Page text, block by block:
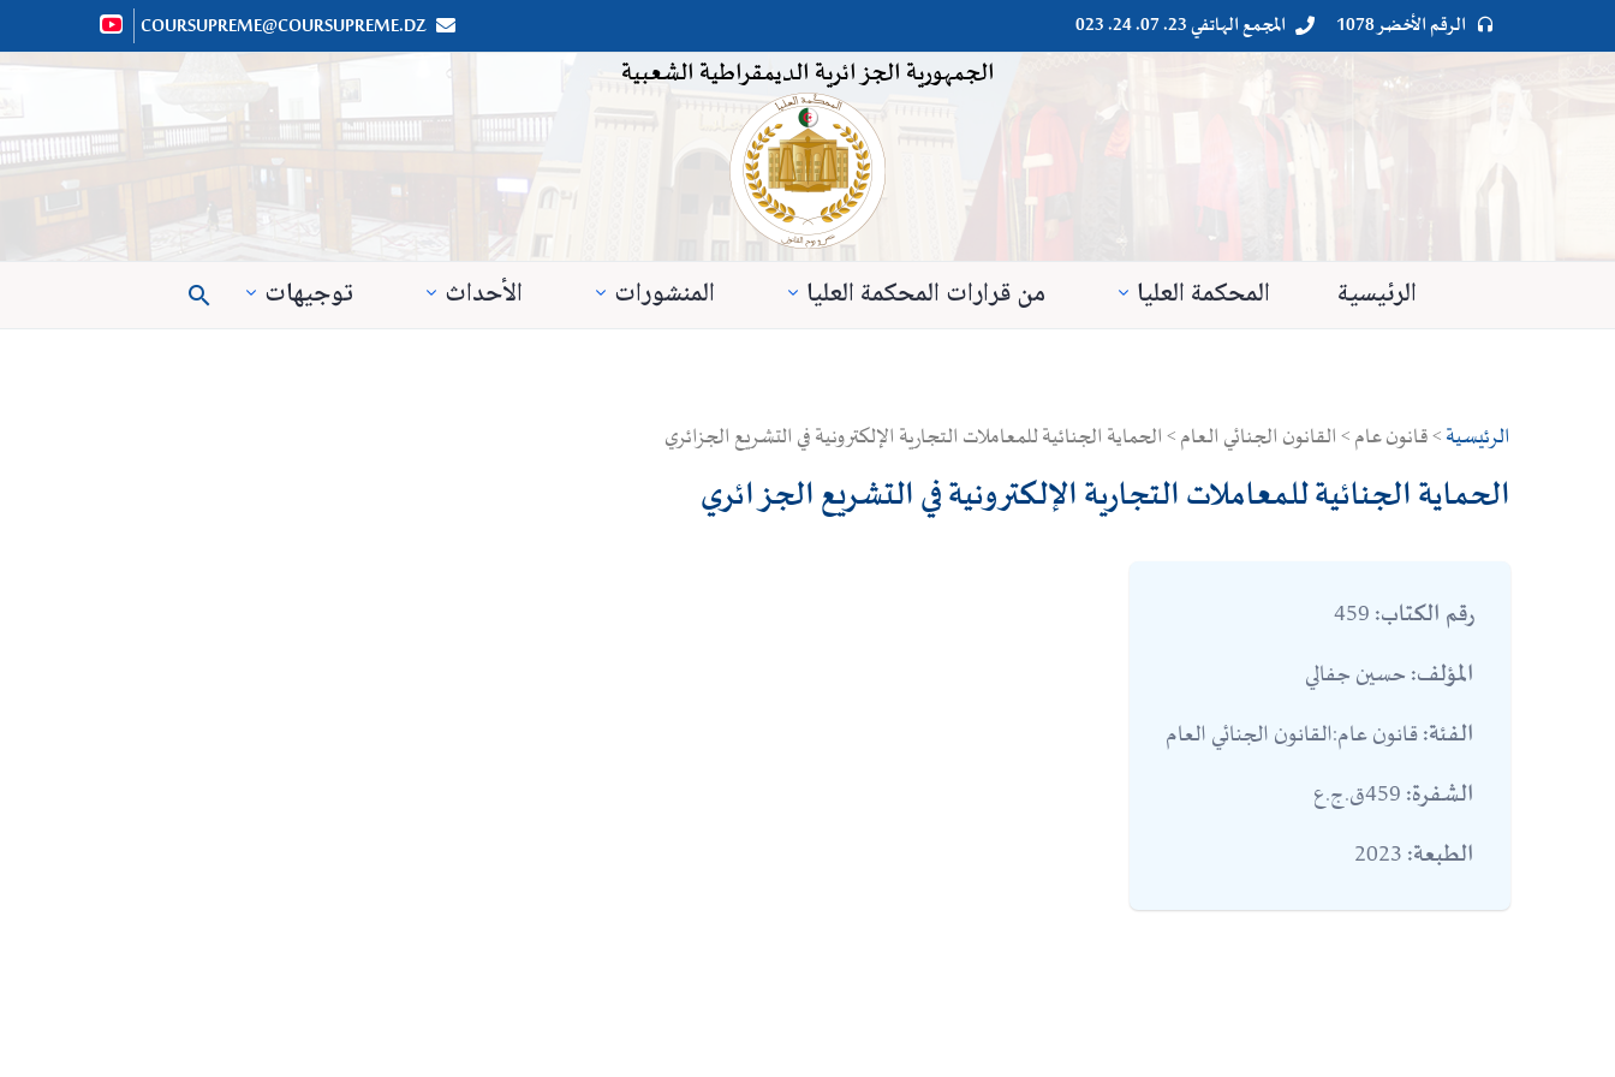

 الرقم الأخضر 1078 
 المجمع الهاتفي 23. 07. 24. 023 

COURSUPREME@COURSUPREME.DZ
الجمهورية الجزائرية الديمقراطية الشعبية
الرئيسية المحكمة العليا من قرارات المحكمة العليا المنشورات الأحداث توجيهات 
الرئيسية> قانون عام > القانون الجنائي العام > الحماية الجنائية للمعاملات التجارية الإلكترونية في التشريع الجزائري
الحماية الجنائية للمعاملات التجارية الإلكترونية في التشريع الجزائري
رقم الكتاب:
المؤلف:حسين جفالي
الفئة:قانون عام:القانون الجنائي العام
الشفرة:
الطبعة: